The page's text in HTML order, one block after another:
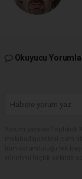
Okuyucu